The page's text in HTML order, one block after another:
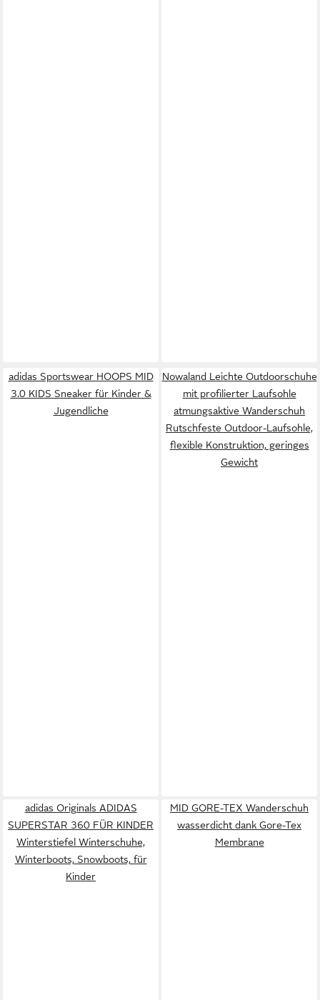
adidas Sportswear HOOPS MID
3.0 KIDS Sneaker für Kinder &
Jugendliche
Nowaland Leichte Outdoorschuhe
mit profilierter Laufsohle
atmungsaktive Wanderschuh
Rutschfeste Outdoor-Laufsohle,
flexible Konstruktion, geringes
Gewicht
adidas Originals ADIDAS
SUPERSTAR 360 FÜR KINDER
Winterstiefel Winterschuhe,
Winterboots, Snowboots, für
Kinder
MID GORE-TEX Wanderschuh
wasserdicht dank Gore-Tex
Membrane